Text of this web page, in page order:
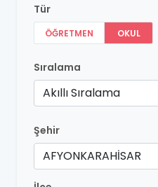
Tür
ÖĞRETMEN OKUL
Sıralama
Akıllı Sıralama
Şehir
AFYONKARAHİSAR